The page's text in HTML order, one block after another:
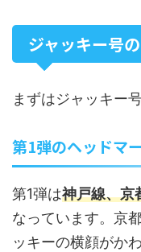
ジャッキー号
まずはジャッキー
第1弾のヘッドマ
第1弾は神戸線、京
なっています。京
ッキーの横顔がか